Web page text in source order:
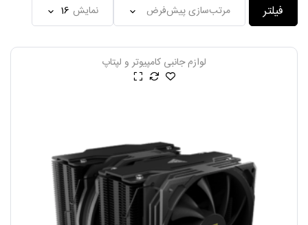
فیلتر نمایش
لوازم جانبی کامپیوتر و لپتاپ